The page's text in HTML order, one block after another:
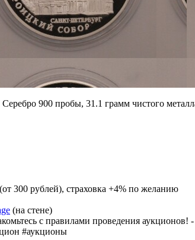
900 пробы, 31.1 грамм чистого
300 рублей), страховка +4% по желанию
(на стене)
с правилами проведения аукционов! -
#аукционы